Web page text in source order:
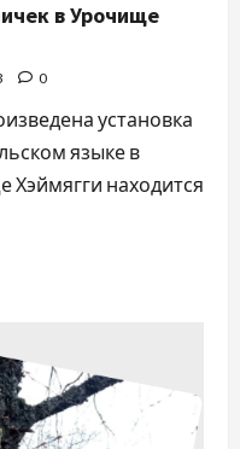
в Урочище
0
установка
языке в
находится